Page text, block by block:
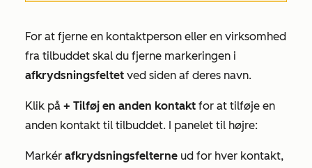
For at fjerne en kontaktperson eller en virksomhed
fra tilbuddet skal du fjerne markeringen i
afkrydsningsfeltet ved siden af deres navn.
Klik på + Tilføj en anden kontakt for at tilføje en
anden kontakt til tilbuddet. I panelet til højre:
Markér afkrydsningsfelterne ud for hver kontakt,